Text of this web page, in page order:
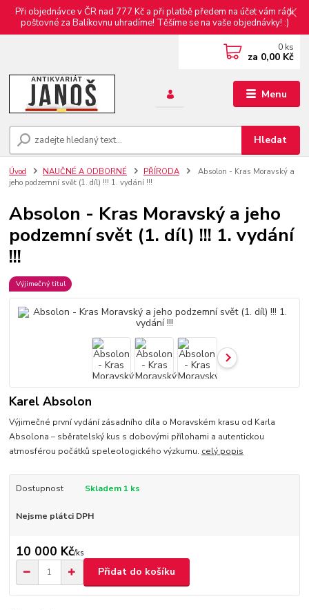
Při objednávce v ČR nad 777 Kč a při platbě předem na účet vám rádi
poštovné za Balíkovnu uhradíme! Těšíme se na vaše objednávky! :)
Menu
Hledat
0 ks
za 0,00 Kč
Úvod NAUČNÉ A ODBORNÉ PŘÍRODA
Absolon - Kras Moravský a
jeho podzemní svět (1. díl) !!! 1. vydání !!!
Absolon - Kras Moravský a jeho
podzemní svět (1. díl) !!! 1. vydání
!!!
Výjimečný titul
Karel Absolon
Výjimečné první vydání zásadního díla o Moravském krasu od Karla
Absolona – sběratelský kus s dobovými přílohami a autentickou
atmosférou počátků speleologického výzkumu. celý popis
Dostupnost Skladem 1 ks
Nejsme plátci DPH
10 000 Kč/ks
Přidat do košíku